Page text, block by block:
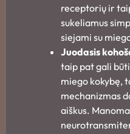
receptorių ir
sukeliamus
siejami su
Juodasis
taip pat gali
miego kokybę,
mechanizmas
aiškus.